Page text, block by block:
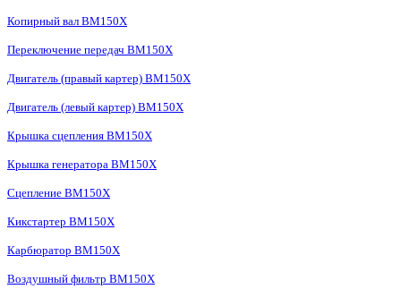
Копирный вал BM150X
Переключение передач BM150X
Двигатель (правый картер) BM150X
Двигатель (левый картер) BM150X
Крышка сцепления BM150X
Крышка генератора BM150X
Сцепление BM150X
Кикстартер BM150X
Карбюратор BM150X
Воздушный фильтр BM150X